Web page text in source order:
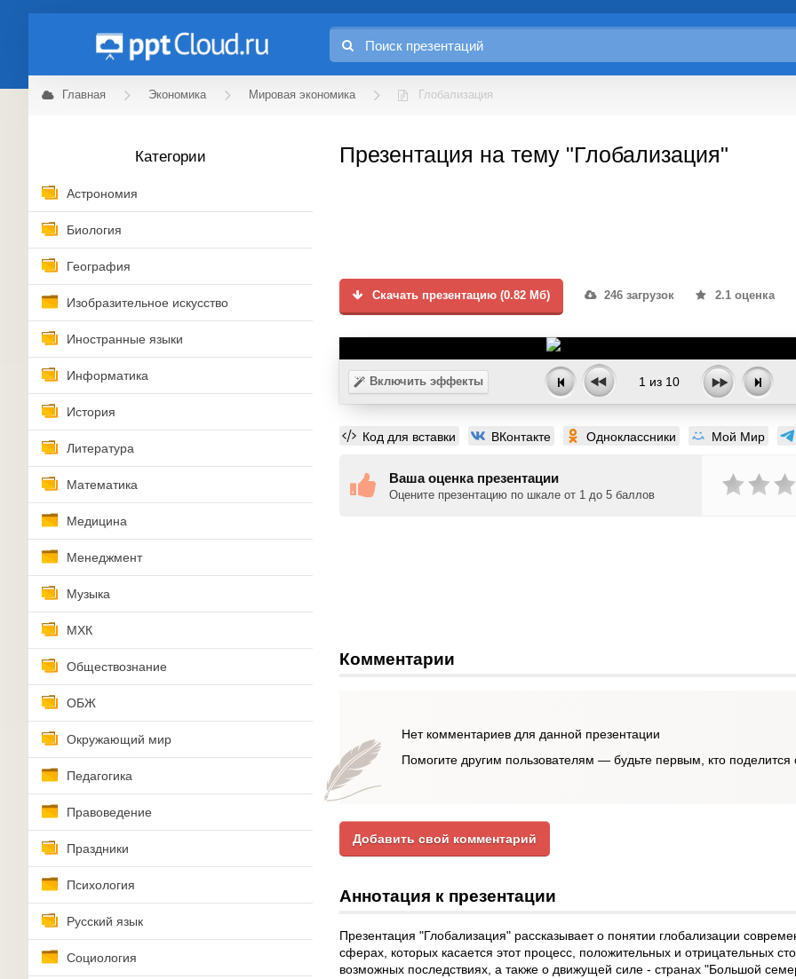
Главная Экономика Мировая экономика Глобализация
Категории
Астрономия
Биология
География
Изобразительное искусство
Иностранные языки
Информатика
История
Литература
Математика
Медицина
Менеджмент
Музыка
МХК
Обществознание
ОБЖ
Окружающий мир
Педагогика
Правоведение
Праздники
Психология
Русский язык
Социология
Презентация на тему "Глобализация"
Скачать презентацию (0.82 Мб) 246 загрузок 2.1 оценка
Включить эффекты 1 из 10
Код для вставки ВКонтакте Одноклассники Мой Мир
Ваша оценка презентации
Оцените презентацию по шкале от 1 до 5 баллов
Комментарии
Нет комментариев для данной презентации
Помогите другим пользователям — будьте первым, кто
Добавить свой комментарий
Аннотация к презентации
Презентация "Глобализация" рассказывает о понятии глобализации
сферах, которых касается этот процесс, положительных и отрицательных
возможных последствиях, а также о движущей силе - странах "Большой